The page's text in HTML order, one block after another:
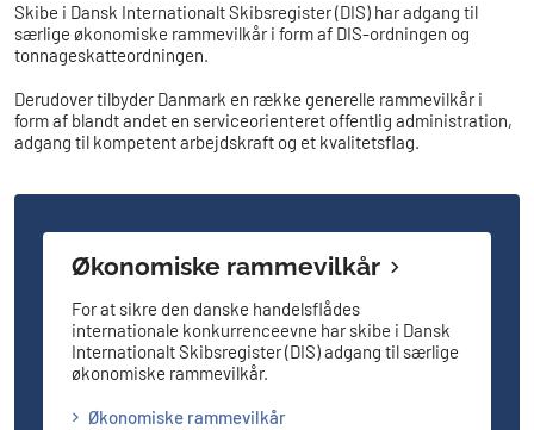
Skibe i Dansk Internationalt Skibsregister (DIS) har adgang til
særlige økonomiske rammevilkår i form af DIS-ordningen og
tonnageskatteordningen.
Derudover tilbyder Danmark en række generelle rammevilkår i
form af blandt andet en serviceorienteret offentlig administration,
adgang til kompetent arbejdskraft og et kvalitetsflag.
Økonomiske rammevilkår
For at sikre den danske handelsflådes
internationale konkurrenceevne har skibe i Dansk
Internationalt Skibsregister (DIS) adgang til særlige
økonomiske rammevilkår.
Økonomiske rammevilkår